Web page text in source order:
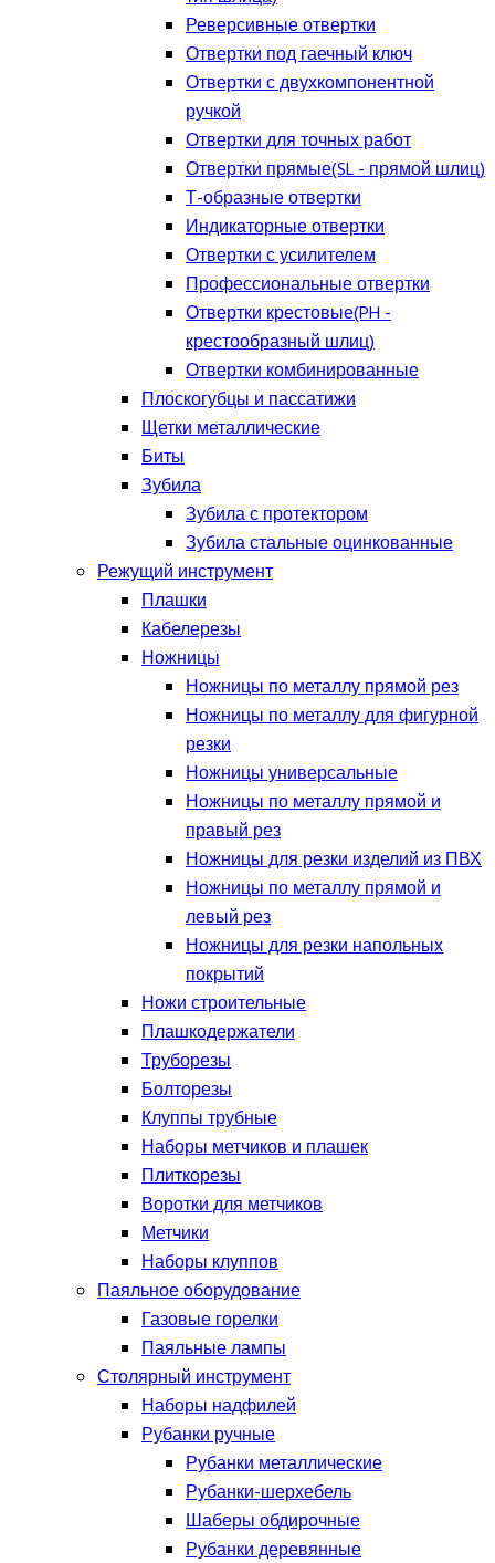
Реверсивные отвертки
Отвертки под гаечный ключ
Отвертки с двухкомпонентной
ручкой
Отвертки для точных работ
Отвертки прямые(SL - прямой шлиц)
Т-образные отвертки
Индикаторные отвертки
Отвертки с усилителем
Профессиональные отвертки
Отвертки крестовые(PH -
крестообразный шлиц)
Отвертки комбинированные
Плоскогубцы и пассатижи
Щетки металлические
Биты
Зубила
Зубила с протектором
Зубила стальные оцинкованные
Режущий инструмент
Плашки
Кабелерезы
Ножницы
Ножницы по металлу прямой рез
Ножницы по металлу для фигурной
резки
Ножницы универсальные
Ножницы по металлу прямой и
правый рез
Ножницы для резки изделий из ПВХ
Ножницы по металлу прямой и
левый рез
Ножницы для резки напольных
покрытий
Ножи строительные
Плашкодержатели
Труборезы
Болторезы
Клуппы трубные
Наборы метчиков и плашек
Плиткорезы
Воротки для метчиков
Метчики
Наборы клуппов
Паяльное оборудование
Газовые горелки
Паяльные лампы
Столярный инструмент
Наборы надфилей
Рубанки ручные
Рубанки металлические
Рубанки-шерхебель
Шаберы обдирочные
Рубанки деревянные